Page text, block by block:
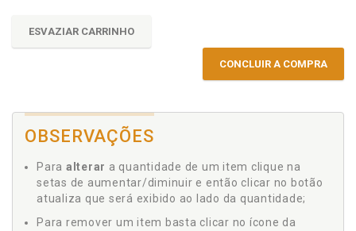
ESVAZIAR CARRINHO
CONCLUIR A COMPRA
OBSERVAÇÕES
Para alterar a quantidade de um item clique na
setas de aumentar/diminuir e então clicar no botão
atualiza que será exibido ao lado da quantidade;
Para remover um item basta clicar no ícone da